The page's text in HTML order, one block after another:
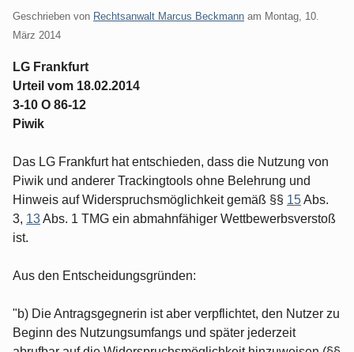
Geschrieben von Rechtsanwalt Marcus Beckmann am Montag, 10.
März 2014
LG Frankfurt
Urteil vom 18.02.2014
3-10 O 86-12
Piwik
Das LG Frankfurt hat entschieden, dass die Nutzung von
Piwik und anderer Trackingtools ohne Belehrung und
Hinweis auf Widerspruchsmöglichkeit gemäß §§ 15Abs.
3, 13Abs. 1 TMG ein abmahnfähiger Wettbewerbsverstoß
ist.
Aus den Entscheidungsgründen:
"b) Die Antragsgegnerin ist aber verpflichtet, den Nutzer zu
Beginn des Nutzungsumfangs und später jederzeit